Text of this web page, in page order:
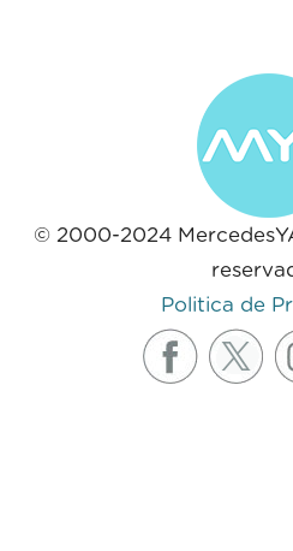
© 2000-2024
Politica de